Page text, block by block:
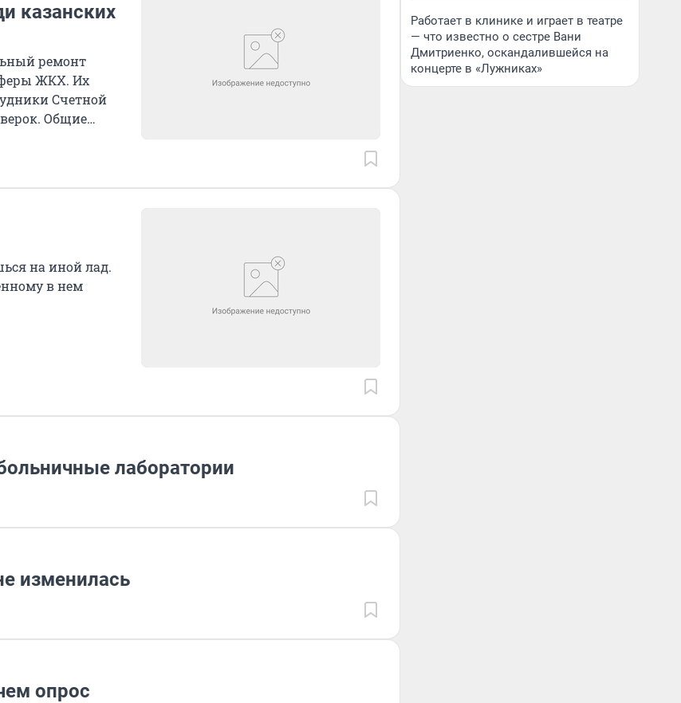
казанских
ремонт
ЖКХ. Их
Счетной
Общие
на иной лад.
в нем
лаборатории
изменилась
опрос
Работает в клинике и играет в театре
— что известно о сестре Вани
Дмитриенко, оскандалившейся на
концерте в «Лужниках»